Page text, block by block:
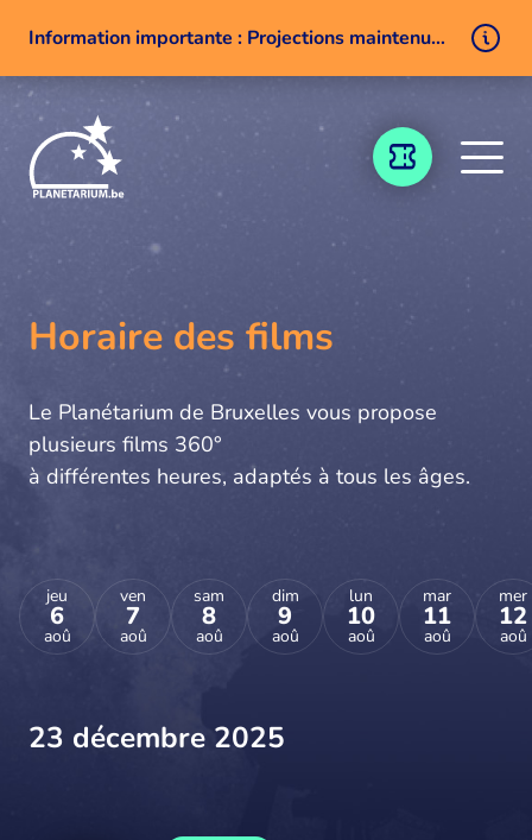
Information importante : Projections maintenues malgré un problème technique
Aller au contenu
BILLETTERIE
Horaire des films
Le Planétarium de Bruxelles vous propose
plusieurs films 360°
à différentes heures, adaptés à tous les âges.
jeu
6
aoû
ven
7
aoû
sam
8
aoû
dim
9
aoû
lun
10
aoû
mar
11
aoû
mer
12
aoû
23 décembre 2025